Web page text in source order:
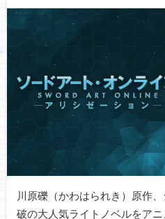
川原礫（かわはられき）原作
破の大人気ライトノベルをア